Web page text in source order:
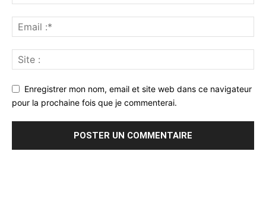
Enregistrer mon nom, email et site web dans ce navigateur
pour la prochaine fois que je commenterai.